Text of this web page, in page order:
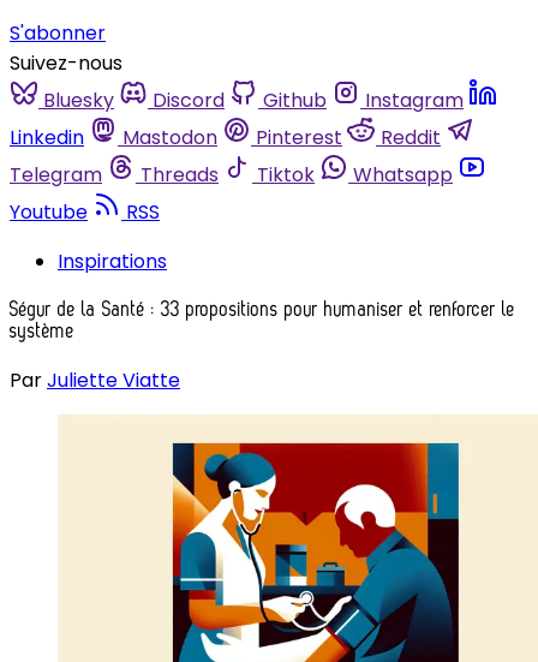
S'abonner
Suivez-nous
Bluesky
Discord Github
Instagram
Linkedin
Mastodon Pinterest
Reddit
Telegram
Threads Tiktok
Whatsapp
Youtube
RSS
Inspirations
Ségur de la Santé : 33 propositions pour humaniser et renforcer le
système
ParJuliette Viatte